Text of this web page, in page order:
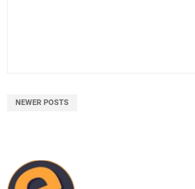
NEWER POSTS